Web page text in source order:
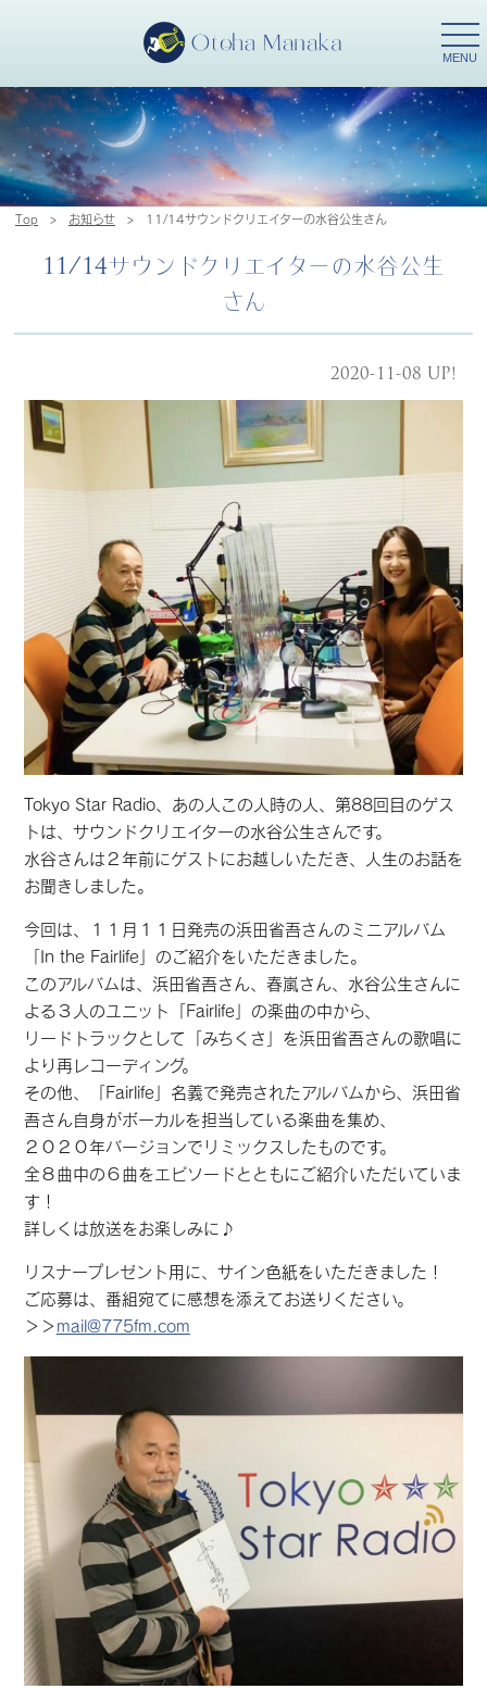
MENU
Top > お知らせ > 11/14サウンドクリエイターの水谷公生さん
11/14サウンドクリエイターの水谷公生
さん
2020-11-08 UP!
Tokyo Star Radio、あの人この人時の人、第88回目のゲス
トは、サウンドクリエイターの水谷公生さんです。
水谷さんは２年前にゲストにお越しいただき、人生のお話を
お聞きしました。
今回は、１１月１１日発売の浜田省吾さんのミニアルバム
「In the Fairlife」のご紹介をいただきました。
このアルバムは、浜田省吾さん、春嵐さん、水谷公生さんに
よる３人のユニット「Fairlife」の楽曲の中から、
リードトラックとして「みちくさ」を浜田省吾さんの歌唱に
より再レコーディング。
その他、「Fairlife」名義で発売されたアルバムから、浜田省
吾さん自身がボーカルを担当している楽曲を集め、
２０２０年バージョンでリミックスしたものです。
全８曲中の６曲をエピソードとともにご紹介いただいていま
す！
詳しくは放送をお楽しみに♪
リスナープレゼント用に、サイン色紙をいただきました！
ご応募は、番組宛てに感想を添えてお送りください。
＞＞ mail@775fm.com